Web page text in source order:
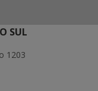
SUL
1203